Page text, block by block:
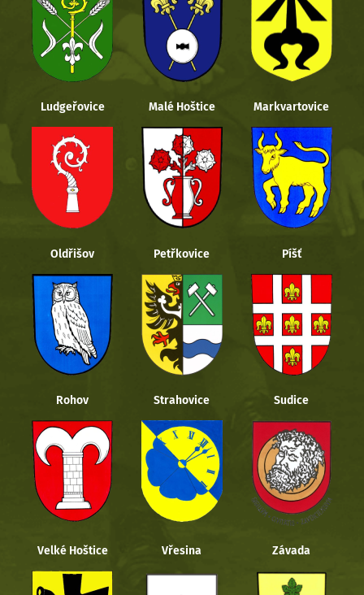
Ludgeřovice Malé Hoštice Markvartovice
Oldřišov Petřkovice Píšť
Rohov Strahovice Sudice
Velké Hoštice Vřesina Závada